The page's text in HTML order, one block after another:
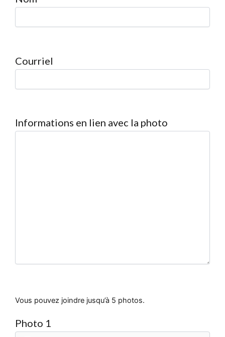
Courriel
Informations en lien avec la photo
Vous pouvez joindre jusqu’à 5 photos.
Photo 1